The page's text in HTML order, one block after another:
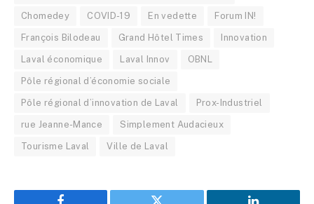
Chomedey COVID-19 En vedette Forum IN!
François Bilodeau Grand Hôtel Times Innovation
Laval économique Laval Innov OBNL
Pôle régional d’économie sociale
Pôle régional d’innovation de Laval Prox-Industriel
rue Jeanne-Mance Simplement Audacieux
Tourisme Laval Ville de Laval